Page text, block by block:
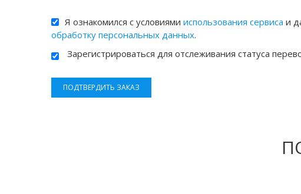
Я ознакомился с условиями использования сервиса и
обработку персональных данных.
Зарегистрироваться для отслеживания статуса
ПОДТВЕРДИТЬ ЗАКАЗ